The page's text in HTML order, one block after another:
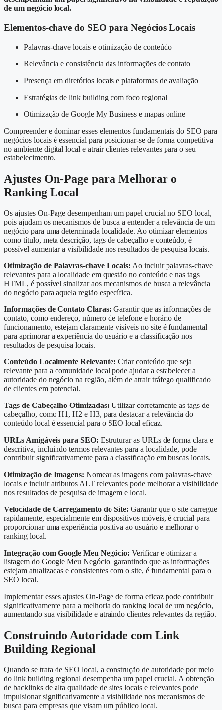
de um negócio local.
Elementos-chave do SEO para Negócios Locais
Palavras-chave locais e otimização de conteúdo
Relevância e consistência das informações de contato
Presença em diretórios locais e plataformas de avaliação
Estratégias de link building com foco regional
Otimização de Google My Business e mapas online
Compreender e dominar esses elementos fundamentais do SEO para
negócios locais é essencial para posicionar-se de forma competitiva
no ambiente digital local e atrair clientes relevantes para o seu
estabelecimento.
Ajustes On-Page para Melhorar o
Ranking Local
Os ajustes On-Page desempenham um papel crucial no SEO local,
pois ajudam os mecanismos de busca a entender a relevância de um
negócio para uma determinada localidade. Ao otimizar elementos
como título, meta descrição, tags de cabeçalho e conteúdo, é
possível aumentar a visibilidade nos resultados de pesquisa locais.
Otimização de Palavras-chave Locais: Ao incluir palavras-chave
relevantes para a localidade em questão no conteúdo e nas tags
HTML, é possível sinalizar aos mecanismos de busca a relevância
do negócio para aquela região específica.
Informações de Contato Claras: Garantir que as informações de
contato, como endereço, número de telefone e horário de
funcionamento, estejam claramente visíveis no site é fundamental
para aprimorar a experiência do usuário e a classificação nos
resultados de pesquisa locais.
Conteúdo Localmente Relevante: Criar conteúdo que seja
relevante para a comunidade local pode ajudar a estabelecer a
autoridade do negócio na região, além de atrair tráfego qualificado
de clientes em potencial.
Tags de Cabeçalho Otimizadas: Utilizar corretamente as tags de
cabeçalho, como H1, H2 e H3, para destacar a relevância do
conteúdo local é essencial para o SEO local eficaz.
URLs Amigáveis para SEO: Estruturar as URLs de forma clara e
descritiva, incluindo termos relevantes para a localidade, pode
contribuir significativamente para a classificação em buscas locais.
Otimização de Imagens: Nomear as imagens com palavras-chave
locais e incluir atributos ALT relevantes pode melhorar a visibilidade
nos resultados de pesquisa de imagem e local.
Velocidade de Carregamento do Site: Garantir que o site carregue
rapidamente, especialmente em dispositivos móveis, é crucial para
proporcionar uma experiência positiva ao usuário e melhorar o
ranking local.
Integração com Google Meu Negócio: Verificar e otimizar a
listagem do Google Meu Negócio, garantindo que as informações
estejam atualizadas e consistentes com o site, é fundamental para o
SEO local.
Implementar esses ajustes On-Page de forma eficaz pode contribuir
significativamente para a melhoria do ranking local de um negócio,
aumentando sua visibilidade e atraindo clientes relevantes da região.
Construindo Autoridade com Link
Building Regional
Quando se trata de SEO local, a construção de autoridade por meio
do link building regional desempenha um papel crucial. A obtenção
de backlinks de alta qualidade de sites locais e relevantes pode
impulsionar significativamente a visibilidade nos mecanismos de
busca para empresas que visam um público local.